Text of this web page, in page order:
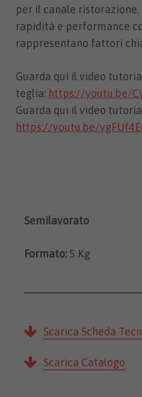
per il canale
rapidità e performance
rappresentano fattori
Guarda qui il video
teglia: https://youtu.be/
Guarda qui il video
https://youtu.be/
Semilavorato
Formato:5 Kg
Scarica Scheda
Scarica Catalogo